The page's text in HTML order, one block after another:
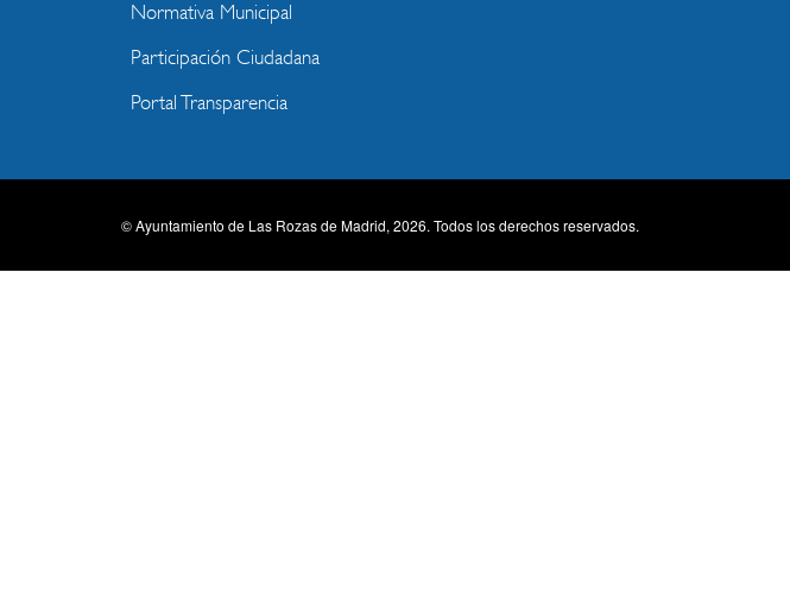
Normativa Municipal
Participación Ciudadana
Portal Transparencia
© Ayuntamiento de Las Rozas de Madrid, 2026. Todos los derechos reservados.